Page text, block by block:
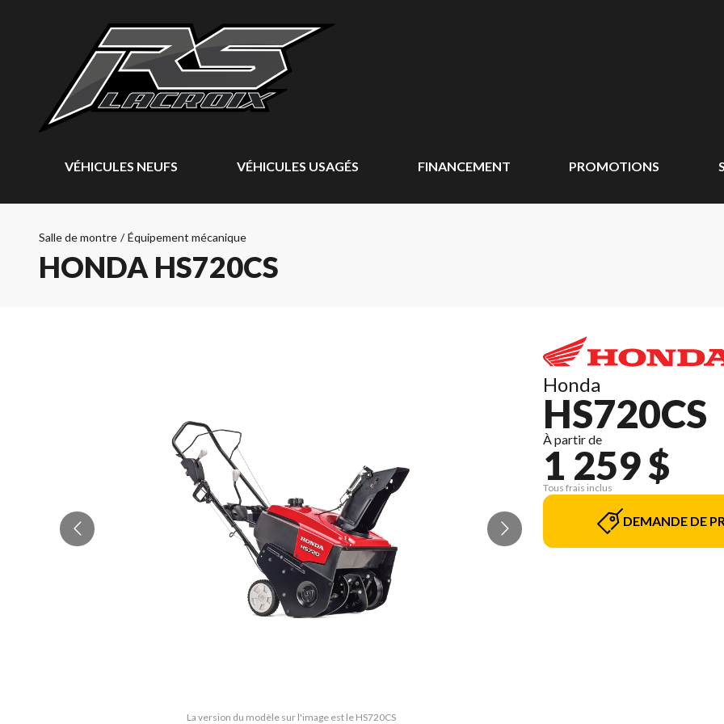
VÉHICULES NEUFS VÉHICULES USAGÉS FINANCEMENT PROMOTIONS
Salle de montre / Équipement mécanique
HONDA HS720CS
La version du modèle sur l'image est le HS720CS
Honda
HS720CS
À partir de
1 259 $
Tous frais inclus
DEMANDE DE